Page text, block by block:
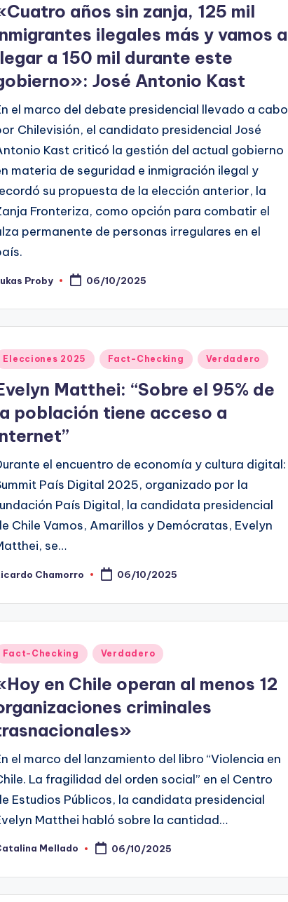
años sin zanja, 125 mil
ilegales más y vamos a
a 150 mil durante este
José Antonio Kast
el marco del debate presidencial llevado a cabo
Chilevisión, el candidato presidencial José
Kast criticó la gestión del actual gobierno
materia de seguridad e inmigración ilegal y
su propuesta de la elección anterior, la
Fronteriza, como opción para combatir el
permanente de personas irregulares en el
Proby 06/10/2025
Elecciones 2025 Fact-Checking Verdadero
Matthei: “Sobre el 95% de
población tiene acceso a
el encuentro de economía y cultura digital:
País Digital 2025, organizado por la
País Digital, la candidata presidencial
Chile Vamos, Amarillos y Demócratas, Evelyn
se…
Chamorro 06/10/2025
Fact-Checking Verdadero
en Chile operan al menos 12
criminales
el marco del lanzamiento del libro “Violencia en
La fragilidad del orden social” en el Centro
Estudios Públicos, la candidata presidencial
Matthei habló sobre la cantidad…
Mellado 06/10/2025